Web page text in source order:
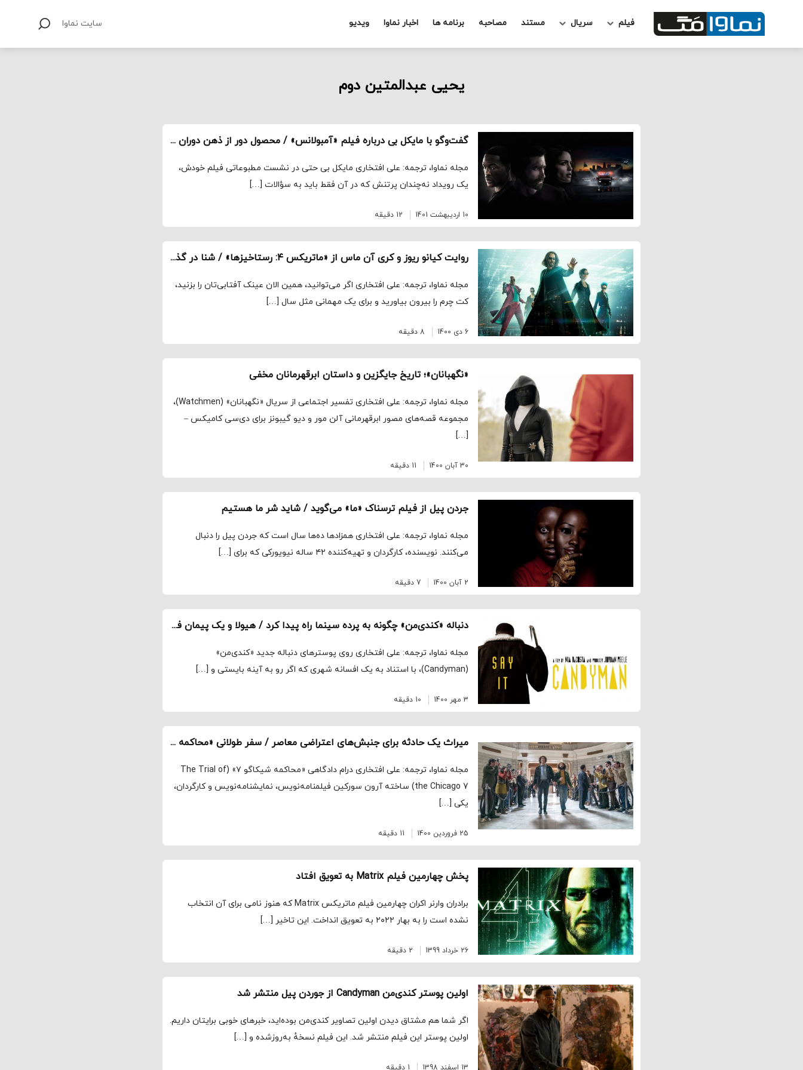
فیلم سریال مستند مصاحبه برنامه ها اخبار نماوا ویدیو سایت نماوا
یحیی عبدالمتین دوم
گفت‌وگو با مایکل بی درباره فیلم «آمبولانس» / محصول دور از ذهن دوران همه‌گیری
مجله نماوا، ترجمه: علی افتخاری مایکل بی حتی در نشست مطبوعاتی فیلم خودش،
یک رویداد نه‌چندان پرتنش که در آن فقط باید به سؤالات […]
10 اردیبهشت 1401 12 دقیقه
روایت کیانو ریوز و کری آن ماس از «ماتریکس ۴: رستاخیزها» / شنا در گذشته و حال
مجله نماوا، ترجمه: علی افتخاری اگر می‌توانید، همین الان عینک‌ آفتابی‌تان را بزنید،
کت چرم را بیرون بیاورید و برای یک مهمانی‌ مثل سال […]
6 دی 1400 8 دقیقه
«نگهبانان»؛ تاریخ جایگزین و داستان ابرقهرمانان مخفی
مجله نماوا، ترجمه: علی افتخاری تفسیر اجتماعی از سریال «نگهبانان» (Watchmen)،
مجموعه قصه‌های مصور ابرقهرمانی آلن مور و دیو گیبونز برای دی‌سی کامیکس –
[…]
30 آبان 1400 11 دقیقه
جردن پیل از فیلم ترسناک «ما» می‌گوید / شاید شر ما هستیم
مجله نماوا، ترجمه: علی افتخاری همزادها ده‌ها سال است که جردن پیل را دنبال
می‌کنند. نویسنده، کارگردان و تهیه‌کننده ۴۲ ساله نیویورکی که برای […]
2 آبان 1400 7 دقیقه
دنباله «کندی‌من» چگونه به پرده سینما راه پیدا کرد / هیولا و یک پیمان فاوستی
مجله نماوا، ترجمه: علی افتخاری روی پوسترهای دنباله جدید «کندی‌من»
(Candyman)، با استناد به یک افسانه شهری که اگر رو به آینه بایستی و […]
3 مهر 1400 10 دقیقه
میراث یک حادثه برای جنبش‌های اعتراضی معاصر / سفر طولانی «محاکمه شیکاگو ۷» از اسپیلبرگ تا سورکین
مجله نماوا، ترجمه: علی افتخاری درام دادگاهی «محاکمه شیکاگو ۷» (The Trial of
the Chicago 7) ساخته آرون سورکین فیلمنامه‌نویس، نمایشنامه‌نویس و کارگردان،
یکی […]
25 فروردین 1400 11 دقیقه
پخش چهارمین فیلم Matrix به تعویق افتاد
برادران وارنر اکران چهارمین فیلم ماتریکس Matrix که هنوز نامی برای آن انتخاب
نشده است را به بهار ۲۰۲۲ به تعویق انداخت. این تاخیر […]
26 خرداد 1399 2 دقیقه
اولین پوستر کندی‌من Candyman از جوردن پیل منتشر شد
اگر شما هم مشتاق دیدن اولین تصاویر کندی‌من بوده‌اید، خبرهای خوبی برایتان داریم.
اولین پوستر این فیلم منتشر شد. این فیلم نسخهٔ به‌روزشده و […]
13 اسفند 1398 1 دقیقه